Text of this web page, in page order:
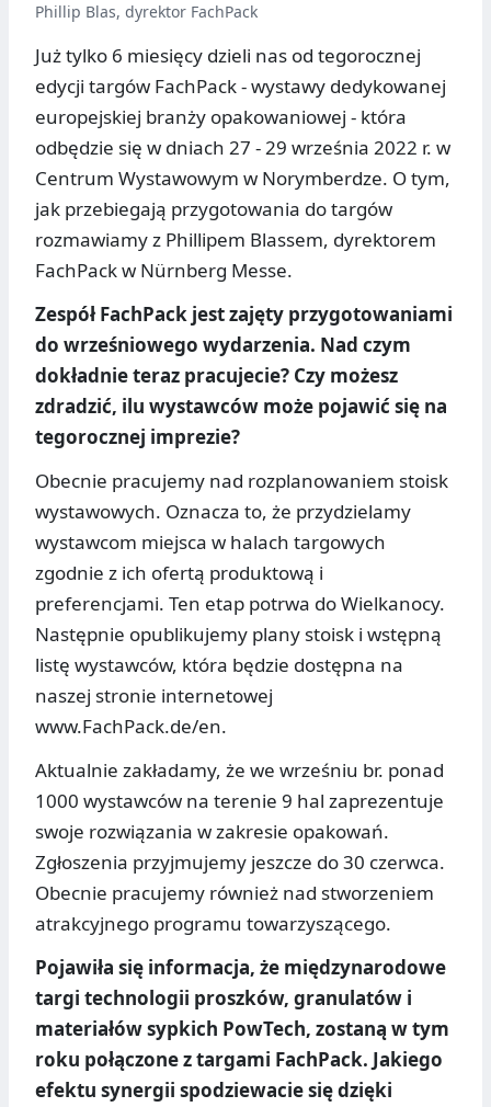
Phillip Blas, dyrektor FachPack
Już tylko 6 miesięcy dzieli nas od tegorocznej
edycji targów FachPack - wystawy dedykowanej
europejskiej branży opakowaniowej - która
odbędzie się w dniach 27 - 29 września 2022 r. w
Centrum Wystawowym w Norymberdze. O tym,
jak przebiegają przygotowania do targów
rozmawiamy z Phillipem Blassem, dyrektorem
FachPack w Nürnberg Messe.
Zespół FachPack jest zajęty przygotowaniami
do wrześniowego wydarzenia. Nad czym
dokładnie teraz pracujecie? Czy możesz
zdradzić, ilu wystawców może pojawić się na
tegorocznej imprezie?
Obecnie pracujemy nad rozplanowaniem stoisk
wystawowych. Oznacza to, że przydzielamy
wystawcom miejsca w halach targowych
zgodnie z ich ofertą produktową i
preferencjami. Ten etap potrwa do Wielkanocy.
Następnie opublikujemy plany stoisk i wstępną
listę wystawców, która będzie dostępna na
naszej stronie internetowej
www.FachPack.de/en.
Aktualnie zakładamy, że we wrześniu br. ponad
1000 wystawców na terenie 9 hal zaprezentuje
swoje rozwiązania w zakresie opakowań.
Zgłoszenia przyjmujemy jeszcze do 30 czerwca.
Obecnie pracujemy również nad stworzeniem
atrakcyjnego programu towarzyszącego.
Pojawiła się informacja, że międzynarodowe
targi technologii proszków, granulatów i
materiałów sypkich PowTech, zostaną w tym
roku połączone z targami FachPack. Jakiego
efektu synergii spodziewacie się dzięki